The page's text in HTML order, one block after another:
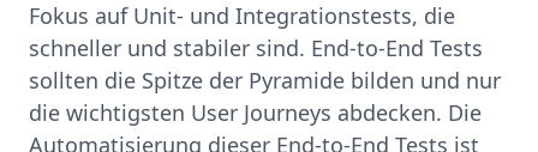
Fokus auf Unit- und Integrationstests, die
schneller und stabiler sind. End-to-End Tests
sollten die Spitze der Pyramide bilden und nur
die wichtigsten User Journeys abdecken. Die
Automatisierung dieser End-to-End Tests ist